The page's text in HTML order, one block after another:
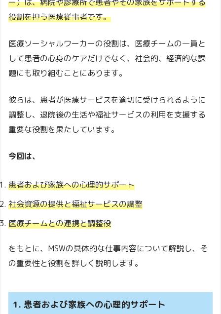
役割を担う医療従事者です。
医療ソーシャルワーカーの役割は、医療チームの一員と
して患者の心身のケアだけでなく、社会的、経済的な課
題にも取り組むことにあります。
彼らは、患者が医療サービスを適切に受けられるように
調整し、退院後の生活や福祉サービスの利用を支援する
重要な役割を果たしています。
今回は、
患者および家族への心理的サポート
社会資源の提供と福祉サービスの調整
医療チームとの連携と調整役
をもとに、MSWの具体的な仕事内容について解説し、そ
の重要性と役割を詳しく説明します。
1. 患者および家族への心理的サポート